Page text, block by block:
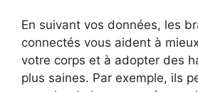
En suivant vos données, les
connectés vous aident à
votre corps et à adopter des
plus saines. Par exemple, ils